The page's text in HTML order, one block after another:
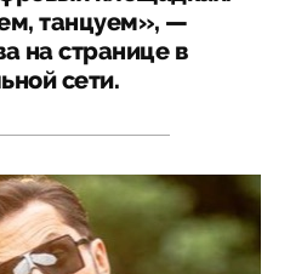
танцуем», —
на странице в
сети.